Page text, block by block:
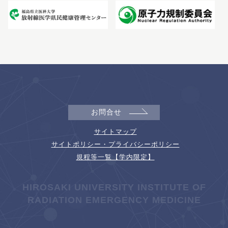
お問合せ
サイトマップ
サイトポリシー・プライバシーポリシー
規程等一覧【学内限定】
HIROSAKI UNIVERSITY INSTITUTE OF
RADIATION EMERGENCY MEDICINE